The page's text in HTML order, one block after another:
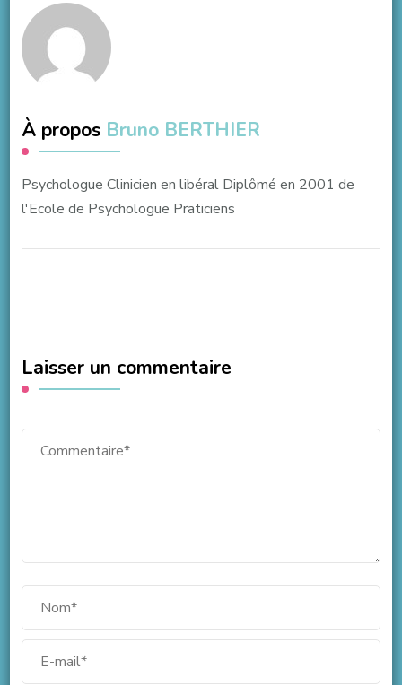
À propos Bruno BERTHIER
Psychologue Clinicien en libéral Diplômé en 2001 de
l'Ecole de Psychologue Praticiens
Laisser un commentaire